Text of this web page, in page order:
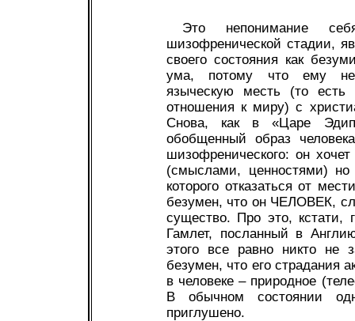
Это непонимание
шизофренической стадии,
своего состояния как
ума, потому что ему
языческую месть (то есть
отношения к миру) с
Снова, как в «Царе
обобщенный образ
шизофренического: он
(смыслами, ценностями)
которого отказаться от
безумен, что он ЧЕЛОВЕК,
существо. Про это, кстати,
Гамлет, посланный в
этого все равно никто не
безумен, что его страдания
в человеке – природное
В обычном состоянии
приглушено.